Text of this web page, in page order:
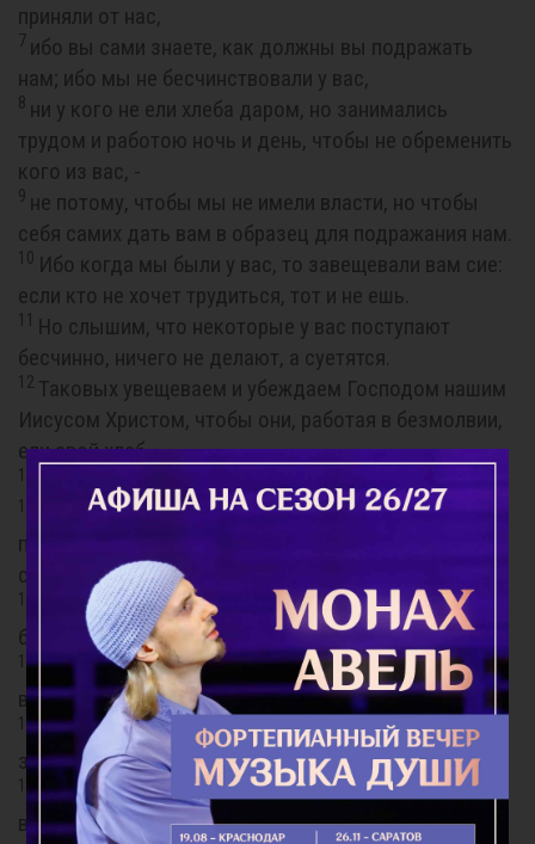
приняли от нас,
7 ибо вы сами знаете, как должны вы подражать
нам; ибо мы не бесчинствовали у вас,
8 ни у кого не ели хлеба даром, но занимались
трудом и работою ночь и день, чтобы не обременить
кого из вас, -
9 не потому, чтобы мы не имели власти, но чтобы
себя самих дать вам в образец для подражания нам.
10 Ибо когда мы были у вас, то завещевали вам сие:
если кто не хочет трудиться, тот и не ешь.
Но слышим, что некоторые у вас поступают
бесчинно, ничего не делают, а суетятся.
12 Таковых увещеваем и убеждаем Господом нашим
Иисусом Христом, чтобы они, работая в безмолвии,
ели свой хлеб.
Вы же, братия, не унывайте, делая добро.
Если же кто не послушает слова нашего в сем
послании, того имейте на замечании и не
сообщайтесь с ним, чтобы устыдить его.
Но не считайте его за врага, а вразумляйте, как
брата.
16Сам же Господь мира да даст вам мир всегда во
всем. Господь со всеми вами!
17Приветствие моею рукою, Павловою, что служит
знаком во всяком послании; пишу я так:
18благодать Господа нашего Иисуса Христа со
всеми вами. Аминь.